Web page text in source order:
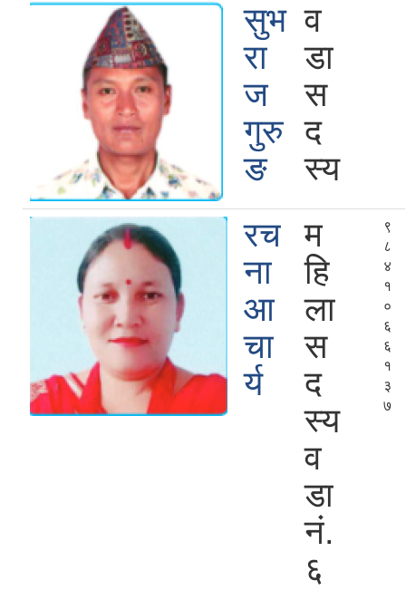
सुभ
रा
ज
गुरु
ङ
व
डा
स
द
स्य
रच
ना
आ
चा
र्य
म
हि
ला
स
द
स्य
व
डा
नं.
६
९
८
४
१
०
६
६
१
३
७